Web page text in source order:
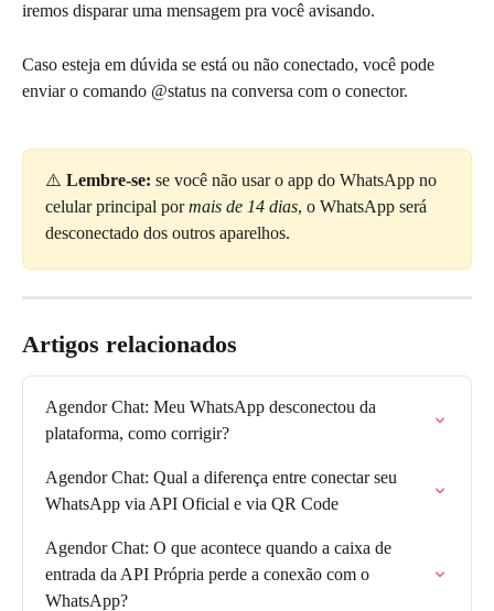
iremos disparar uma mensagem pra você avisando.
Caso esteja em dúvida se está ou não conectado, você pode
enviar o comando @status na conversa com o conector.
⚠️ Lembre-se: se você não usar o app do WhatsApp no
celular principal por mais de 14 dias, o WhatsApp será
desconectado dos outros aparelhos.
Artigos relacionados
Agendor Chat: Meu WhatsApp desconectou da
plataforma, como corrigir?
Agendor Chat: Qual a diferença entre conectar seu
WhatsApp via API Oficial e via QR Code
Agendor Chat: O que acontece quando a caixa de
entrada da API Própria perde a conexão com o
WhatsApp?